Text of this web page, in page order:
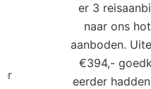
er 3
naar ons
aanboden.
€394,-
eerder